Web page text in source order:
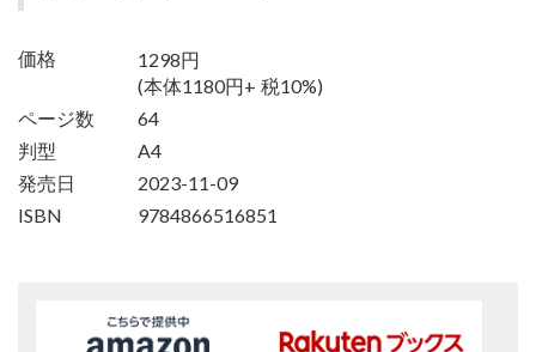
価格
1298円
(本体1180円+ 税10%)
ページ数
64
判型
A4
発売日
2023-11-09
ISBN
9784866516851